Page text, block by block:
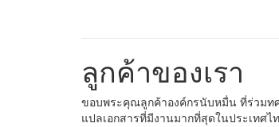
ลูกค้าของเรา
ขอบพระคุณลูกค้าองค์กรนับหมื่น ที่ร่วมท
แปลเอกสารที่มีงานมากที่สุดในประเทศไ